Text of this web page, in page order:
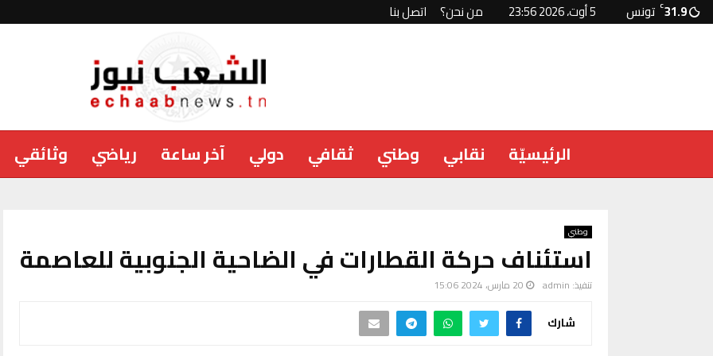
31.9
C تونس 5 أوت، 2026 23:56 من نحن؟ اتصل بنا
الرئيسيّة نقابي وطني ثقافي دولي آخر ساعة رياضي وثائقي
وطني
استئناف حركة القطارات في الضاحية الجنوبية للعاصمة
تنفيذ: admin 20 مارس، 2024 15:06
شارك